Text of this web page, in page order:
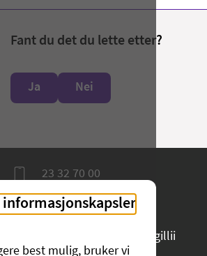
Fant du det du lette etter?
Ja Nei